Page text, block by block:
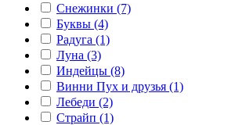
Снежинки (7)
Буквы (4)
Радуга (1)
Луна (3)
Индейцы (8)
Винни Пух и друзья (1)
Лебеди (2)
Страйп (1)